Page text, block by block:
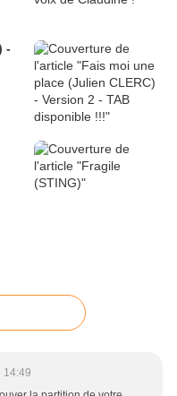
-
14:49